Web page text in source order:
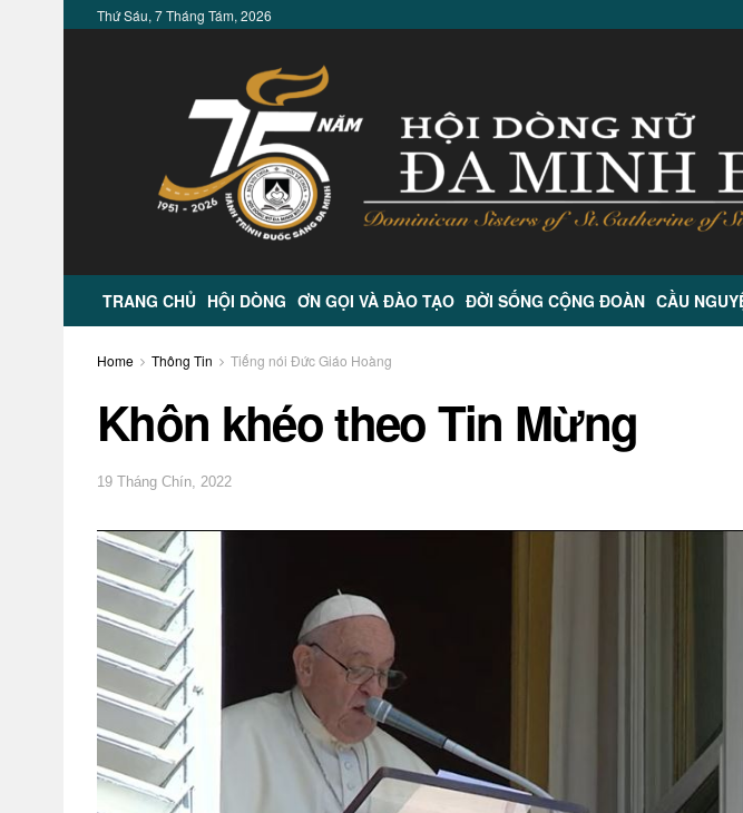
Thứ Sáu, 7 Tháng Tám, 2026
TRANG CHỦ HỘI DÒNG ƠN GỌI VÀ ĐÀO TẠO ĐỜI SỐNG CỘNG ĐOÀN CẦU
Home Thông Tin Tiếng nói Đức Giáo Hoàng
Khôn khéo theo Tin Mừng
19 Tháng Chín, 2022